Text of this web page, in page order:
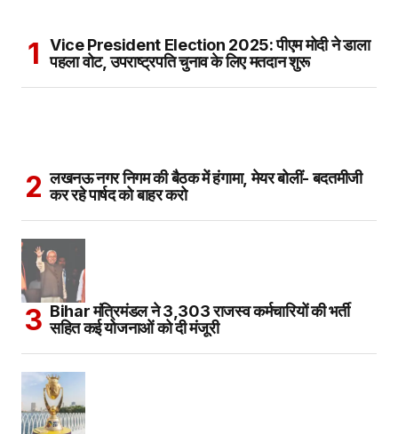
Vice President Election 2025: पीएम मोदी ने डाला
पहला वोट, उपराष्ट्रपति चुनाव के लिए मतदान शुरू
लखनऊ नगर निगम की बैठक में हंगामा, मेयर बोलीं- बदतमीजी
कर रहे पार्षद को बाहर करो
Bihar मंत्रिमंडल ने 3,303 राजस्व कर्मचारियों की भर्ती
सहित कई योजनाओं को दी मंजूरी